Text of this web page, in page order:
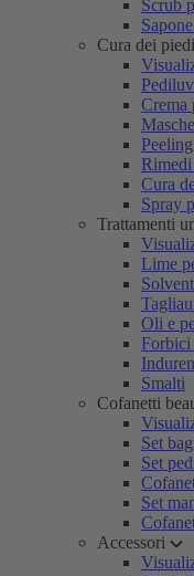
Scrub
Cura dei piedi
Crema
Cura
Spray
Trattamenti
Lime
Oli e
Forbici
Smalti
Cofanetti
Set
Set
Set
Accessori